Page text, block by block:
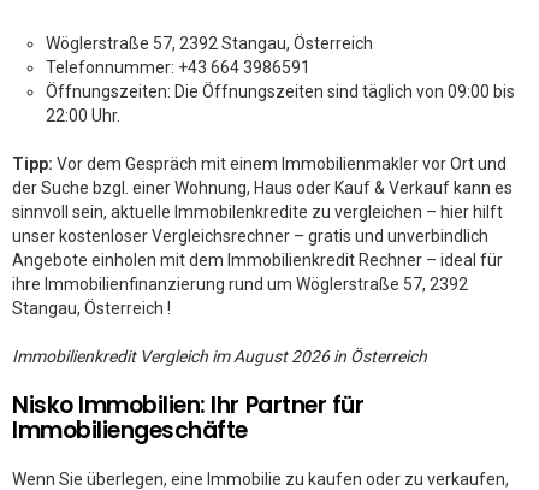
Wöglerstraße 57, 2392 Stangau, Österreich
Telefonnummer: +43 664 3986591
Öffnungszeiten: Die Öffnungszeiten sind täglich von 09:00 bis
22:00 Uhr.
Tipp: Vor dem Gespräch mit einem Immobilienmakler vor Ort und
der Suche bzgl. einer Wohnung, Haus oder Kauf & Verkauf kann es
sinnvoll sein, aktuelle Immobilenkredite zu vergleichen – hier hilft
unser kostenloser Vergleichsrechner – gratis und unverbindlich
Angebote einholen mit dem Immobilienkredit Rechner – ideal für
ihre Immobilienfinanzierung rund um Wöglerstraße 57, 2392
Stangau, Österreich !
Immobilienkredit Vergleich im August 2026 in Österreich
Nisko Immobilien: Ihr Partner für
Immobiliengeschäfte
Wenn Sie überlegen, eine Immobilie zu kaufen oder zu verkaufen,